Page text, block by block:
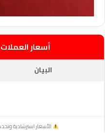
أسعار
البيان
الأسعار استرشادية